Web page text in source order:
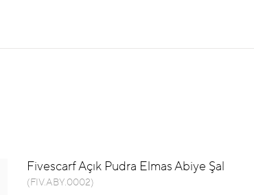
Fivescarf Açık Pudra Elmas Abiye Şal
(FIV.ABY.0002)